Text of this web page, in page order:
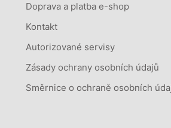
Doprava a platba e-shop
Kontakt
Autorizované servisy
Zásady ochrany osobních údajů
Směrnice o ochraně osobních